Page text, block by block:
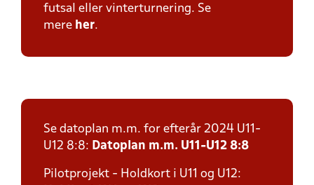
futsal eller vinterturnering. Se
mere her.
Se datoplan m.m. for efterår 2024 U11-
U12 8:8: Datoplan m.m. U11-U12 8:8
Pilotprojekt - Holdkort i U11 og U12: